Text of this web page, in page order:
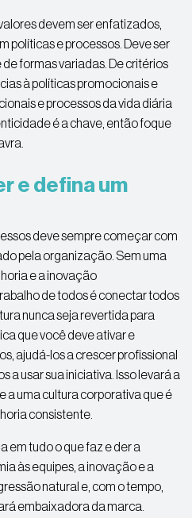
devem ser enfatizados,
políticas e processos. Deve ser
formas variadas. De critérios
à políticas promocionais e
e processos da vida diária
é a chave, então foque
e defina um
deve sempre começar com
pela organização. Sem uma
e a inovação
de todos é conectar todos
nunca seja revertida para
que você deve ativar e
ajudá-los a crescer profissional
a usar sua iniciativa. Isso levará a
a uma cultura corporativa que é
consistente.
em tudo o que faz e der a
às equipes, a inovação e a
natural e, com o tempo,
embaixadora da marca.